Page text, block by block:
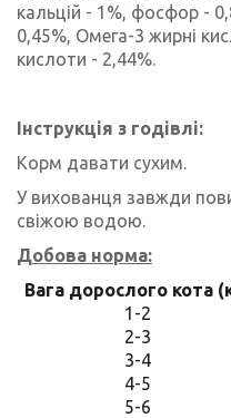
кальцій - 1%, фосфор -
0,45%, Омега-3 жирні
кислоти - 2,44%.
Інструкція з годівлі:
Корм давати сухим.
У вихованця завжди
свіжою водою.
Добова норма:
Вага дорослого кота
1-2
2-3
3-4
4-5
5-6